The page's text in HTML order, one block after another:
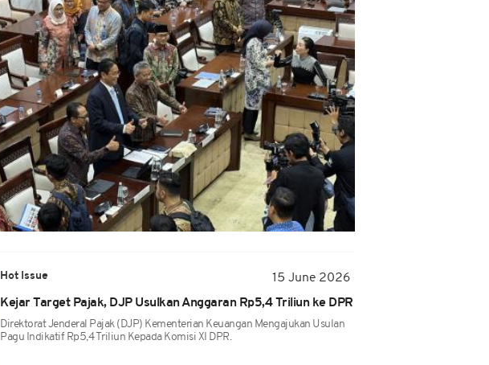
Hot Issue
15 June 2026
Kejar Target Pajak, DJP Usulkan Anggaran Rp5,4 Triliun ke DPR
Direktorat Jenderal Pajak (DJP) Kementerian Keuangan Mengajukan Usulan
Pagu Indikatif Rp5,4 Triliun Kepada Komisi XI DPR.